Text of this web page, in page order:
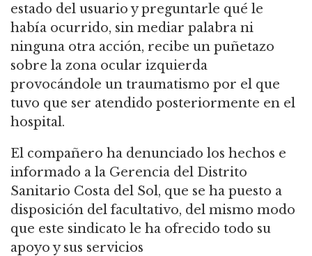
estado del usuario y preguntarle qué le
había ocurrido, sin mediar palabra ni
ninguna otra acción, recibe un puñetazo
sobre la zona ocular izquierda
provocándole un traumatismo por el que
tuvo que ser atendido posteriormente en el
hospital.
El compañero ha denunciado los hechos e
informado a la Gerencia del Distrito
Sanitario Costa del Sol, que se ha puesto a
disposición del facultativo, del mismo modo
que este sindicato le ha ofrecido todo su
apoyo y sus servicios